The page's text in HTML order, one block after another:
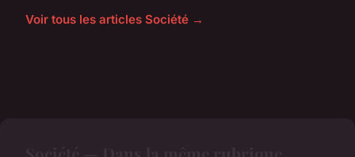
Voir tous les articles Société →